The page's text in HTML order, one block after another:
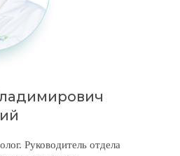
Руководитель отдела